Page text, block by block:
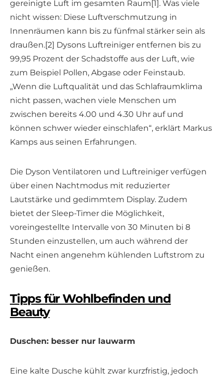
gereinigte Luft im gesamten Raum[1]. Was viele
nicht wissen: Diese Luftverschmutzung in
Innenräumen kann bis zu fünfmal stärker sein als
draußen.[2] Dysons Luftreiniger entfernen bis zu
99,95 Prozent der Schadstoffe aus der Luft, wie
zum Beispiel Pollen, Abgase oder Feinstaub.
„Wenn die Luftqualität und das Schlafraumklima
nicht passen, wachen viele Menschen um
zwischen bereits 4.00 und 4.30 Uhr auf und
können schwer wieder einschlafen“, erklärt Markus
Kamps aus seinen Erfahrungen.
Die Dyson Ventilatoren und Luftreiniger verfügen
über einen Nachtmodus mit reduzierter
Lautstärke und gedimmtem Display. Zudem
bietet der Sleep-Timer die Möglichkeit,
voreingestellte Intervalle von 30 Minuten bi 8
Stunden einzustellen, um auch während der
Nacht einen angenehm kühlenden Luftstrom zu
genießen.
Tipps für Wohlbefinden und
Beauty
Duschen: besser nur lauwarm
Eine kalte Dusche kühlt zwar kurzfristig, jedoch